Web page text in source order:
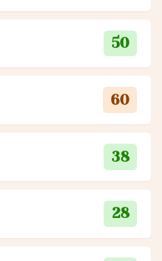
50
60
38
28